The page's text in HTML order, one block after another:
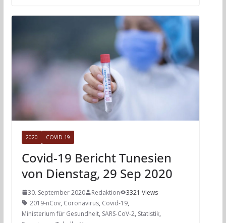
2020 COVID-19
Covid-19 Bericht Tunesien
von Dienstag, 29 Sep 2020
30. September 2020 Redaktion
3321 Views
2019-nCov, Coronavirus, Covid-19,
Ministerium für Gesundheit, SARS-CoV-2, Statistik,